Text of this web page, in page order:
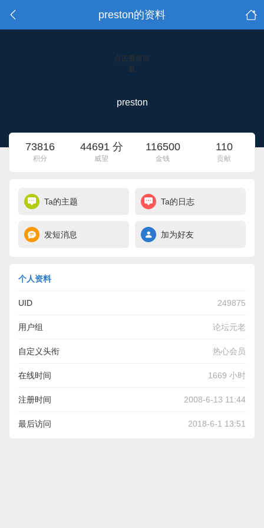
preston的资料
点击重新加
载
preston
73816
积分
44691 分
威望
116500
金钱
110
贡献
Ta的主题 Ta的日志
发短消息 加为好友
个人资料
UID 249875
用户组 论坛元老
自定义头衔 热心会员
在线时间 1669 小时
注册时间 2008-6-13 11:44
最后访问 2018-6-1 13:51